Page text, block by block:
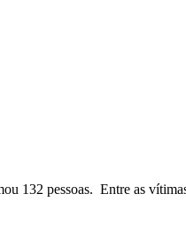
132 pessoas. Entre as